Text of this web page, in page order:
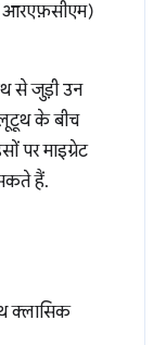
से जुड़ी उन
के बीच
पर माइग्रेट
हैं.
क्लासिक